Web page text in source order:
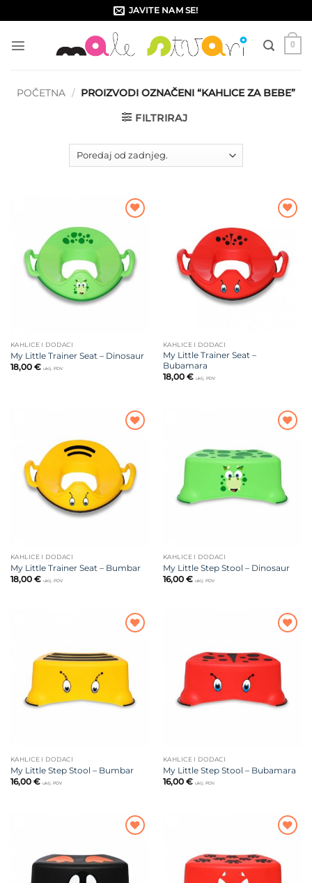
to
content
JAVITE NAM SE!
0
POČETNA / PROIZVODI OZNAČENI “KAHLICE ZA BEBE”
FILTRIRAJ
KAHLICE I DODACI
My Little Trainer Seat – Dinosaur
18,00 € uklj. PDV
KAHLICE I DODACI
My Little Trainer Seat –
Bubamara
18,00 € uklj. PDV
KAHLICE I DODACI
My Little Trainer Seat – Bumbar
18,00 € uklj. PDV
želja
KAHLICE I DODACI
My Little Step Stool – Dinosaur
16,00 € uklj. PDV
želja
KAHLICE I DODACI
My Little Step Stool – Bumbar
16,00 € uklj. PDV
želja
KAHLICE I DODACI
My Little Step Stool – Bubamara
16,00 € uklj. PDV
želja
želja